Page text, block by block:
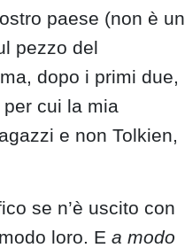
paese (non è un
pezzo del
dopo i primi due,
per cui la mia
e non Tolkien,
se n’è uscito con
loro. E a modo